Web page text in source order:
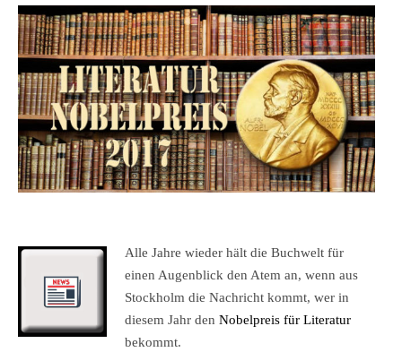
Alle Jahre wieder hält die Buchwelt für
einen Augenblick den Atem an, wenn aus
Stockholm die Nachricht kommt, wer in
diesem Jahr den Nobelpreis für Literatur
bekommt.